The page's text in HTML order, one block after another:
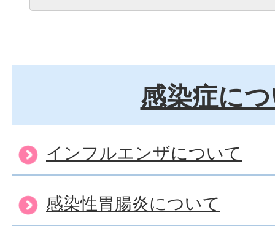
感染症に
インフルエンザについて
感染性胃腸炎について